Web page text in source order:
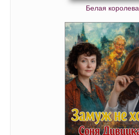
Белая королева